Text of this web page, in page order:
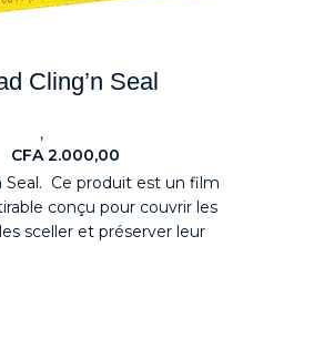
Cling’n Seal
,
CFA2.000,00
Seal. Ce produit est un film
conçu pour couvrir les
sceller et préserver leur